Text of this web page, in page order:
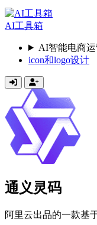
AI工具箱
AI智能电商
icon和logo设计
通义灵码
阿里云出品的一款基